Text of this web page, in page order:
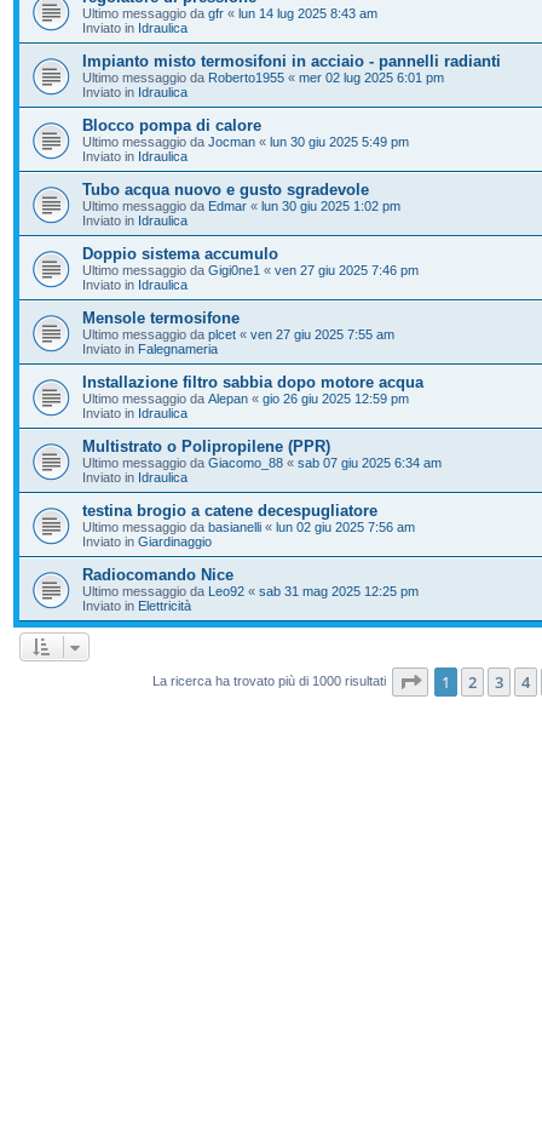
Ultimo messaggio da gfr « lun 14 lug 2025 8:43 am
Inviato in Idraulica
Impianto misto termosifoni in acciaio - pannelli radianti
Ultimo messaggio da Roberto1955 « mer 02 lug 2025 6:01 pm
Inviato in Idraulica
Blocco pompa di calore
Ultimo messaggio da Jocman « lun 30 giu 2025 5:49 pm
Inviato in Idraulica
Tubo acqua nuovo e gusto sgradevole
Ultimo messaggio da Edmar « lun 30 giu 2025 1:02 pm
Inviato in Idraulica
Doppio sistema accumulo
Ultimo messaggio da Gigi0ne1 « ven 27 giu 2025 7:46 pm
Inviato in Idraulica
Mensole termosifone
Ultimo messaggio da plcet « ven 27 giu 2025 7:55 am
Inviato in Falegnameria
Installazione filtro sabbia dopo motore acqua
Ultimo messaggio da Alepan « gio 26 giu 2025 12:59 pm
Inviato in Idraulica
Multistrato o Polipropilene (PPR)
Ultimo messaggio da Giacomo_88 « sab 07 giu 2025 6:34 am
Inviato in Idraulica
testina brogio a catene decespugliatore
Ultimo messaggio da basianelli « lun 02 giu 2025 7:56 am
Inviato in Giardinaggio
Radiocomando Nice
Ultimo messaggio da Leo92 « sab 31 mag 2025 12:25 pm
Inviato in Elettricità
La ricerca ha trovato più di 1000 risultati Pagina di 20
1 2 3 4